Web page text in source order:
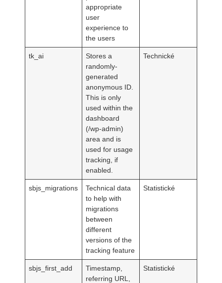
appropriate
user
experience to
the users
tk_ai
Stores a
randomly-
generated
anonymous ID.
This is only
used within the
dashboard
(/wp-admin)
area and is
used for usage
tracking, if
enabled.
Technické
sbjs_migrations
Technical data
to help with
migrations
between
different
versions of the
tracking feature
Statistické
sbjs_first_add
Timestamp,
referring URL,
Statistické